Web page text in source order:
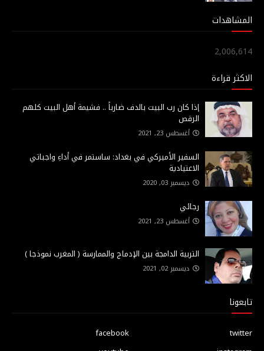
المشاهدات
2,006,614
الاكثر قراءة
إذا كان رب البيت بالدف ضارباً .. فشيمة أهل البيت كلهم
الرقص
أغسطس 23, 2021
السفير الأميركي في بغداد: ساستمر في أداءِ واجباتي
الاعتيادية
ديسمبر 03, 2020
رجائي
أغسطس 23, 2021
التربية الدامجة بين الإدماج والممارسة ( المغرب نموذجا )
ديسمبر 02, 2021
تابعونا
facebook
twitter